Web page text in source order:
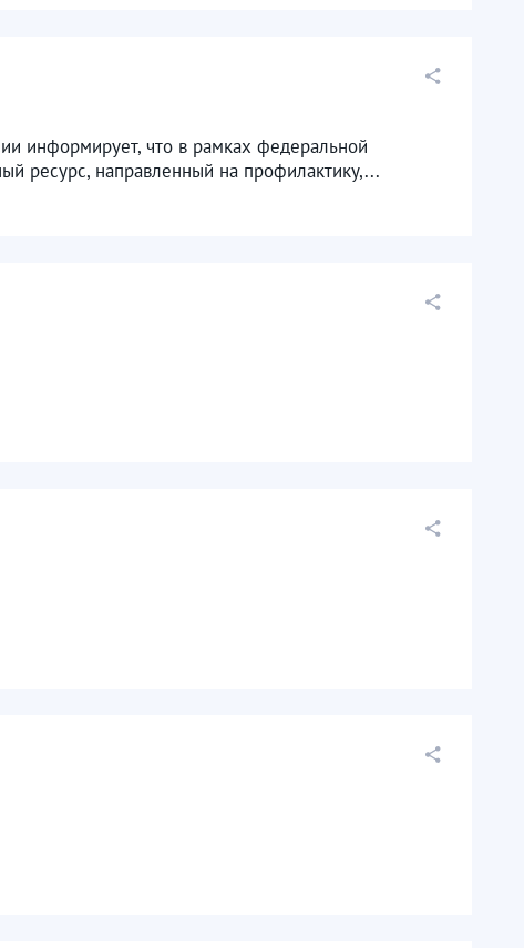
информирует, что в рамках федеральной
ресурс, направленный на профилактику,...